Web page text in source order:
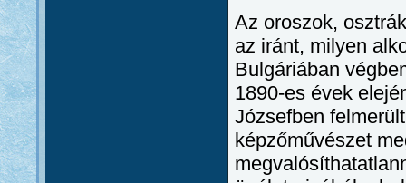
Az oroszok,
az iránt, milyen
Bulgáriában
1890-es évek
Józsefben
képzőművészet